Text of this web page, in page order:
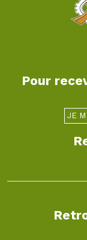
Pour
JE